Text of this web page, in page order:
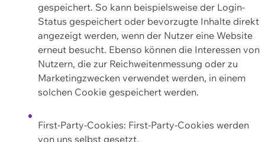
gespeichert. So kann beispielsweise der Login-
Status gespeichert oder bevorzugte Inhalte direkt
angezeigt werden, wenn der Nutzer eine Website
erneut besucht. Ebenso können die Interessen von
Nutzern, die zur Reichweitenmessung oder zu
Marketingzwecken verwendet werden, in einem
solchen Cookie gespeichert werden.
First-Party-Cookies: First-Party-Cookies werden
von uns selbst gesetzt.